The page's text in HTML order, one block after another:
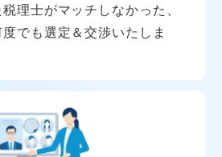
理士がマッチしなかった、
でも選定＆交渉いたしま